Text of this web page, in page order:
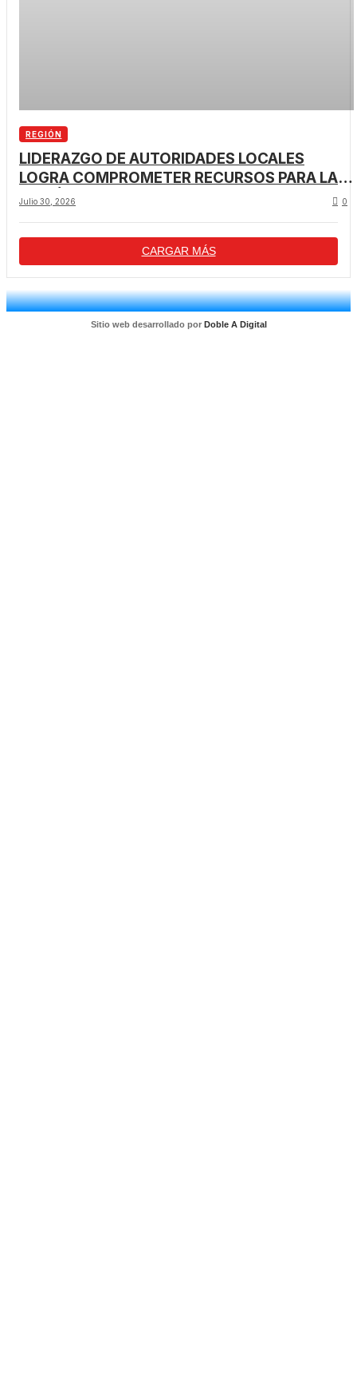
REGIÓN
LIDERAZGO DE AUTORIDADES LOCALES
LOGRA COMPROMETER RECURSOS PARA LA
REGIÓN TRAS VISITA PRESIDENCIAL
Julio 30, 2026 0
CARGAR MÁS
Sitio web desarrollado por Doble A Digital